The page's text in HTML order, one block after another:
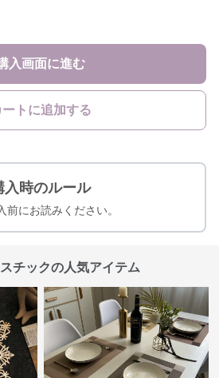
入画面に進む
ートに追加する
入時のルール
前にお読みください。
チックの人気アイテム